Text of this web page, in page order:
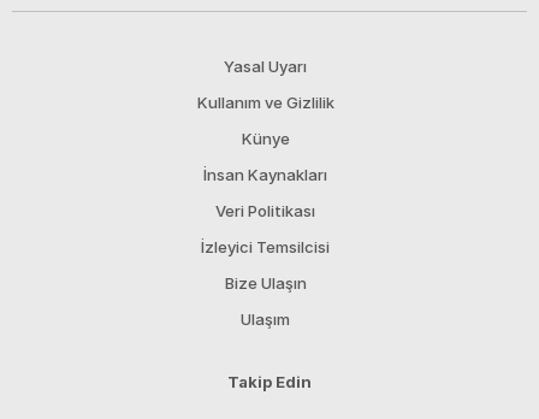
Yasal Uyarı
Kullanım ve Gizlilik
Künye
İnsan Kaynakları
Veri Politikası
İzleyici Temsilcisi
Bize Ulaşın
Ulaşım
Takip Edin